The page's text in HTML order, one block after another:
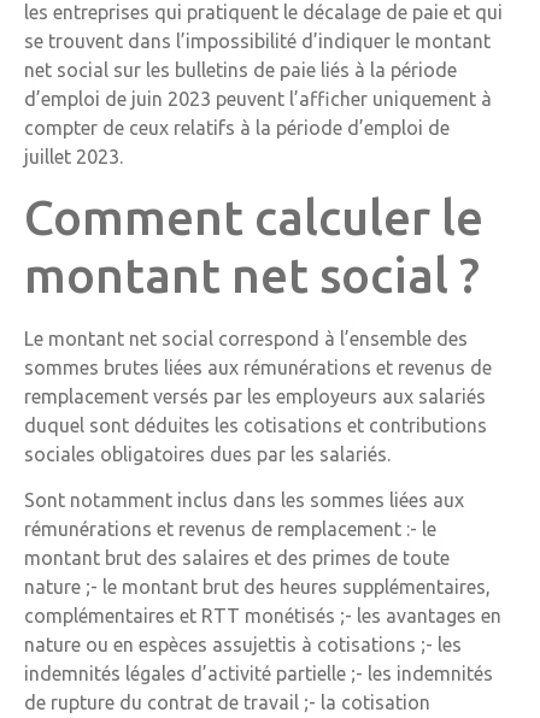
les entreprises qui pratiquent le décalage de paie et qui
se trouvent dans l’impossibilité d’indiquer le montant
net social sur les bulletins de paie liés à la période
d’emploi de juin 2023 peuvent l’afficher uniquement à
compter de ceux relatifs à la période d’emploi de
juillet 2023.
Comment calculer le
montant net social ?
Le montant net social correspond à l’ensemble des
sommes brutes liées aux rémunérations et revenus de
remplacement versés par les employeurs aux salariés
duquel sont déduites les cotisations et contributions
sociales obligatoires dues par les salariés.
Sont notamment inclus dans les sommes liées aux
rémunérations et revenus de remplacement :- le
montant brut des salaires et des primes de toute
nature ;- le montant brut des heures supplémentaires,
complémentaires et RTT monétisés ;- les avantages en
nature ou en espèces assujettis à cotisations ;- les
indemnités légales d’activité partielle ;- les indemnités
de rupture du contrat de travail ;- la cotisation